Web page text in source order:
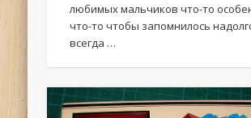
любимых мальчиков что-то
что-то чтобы запомнилось
всегда …